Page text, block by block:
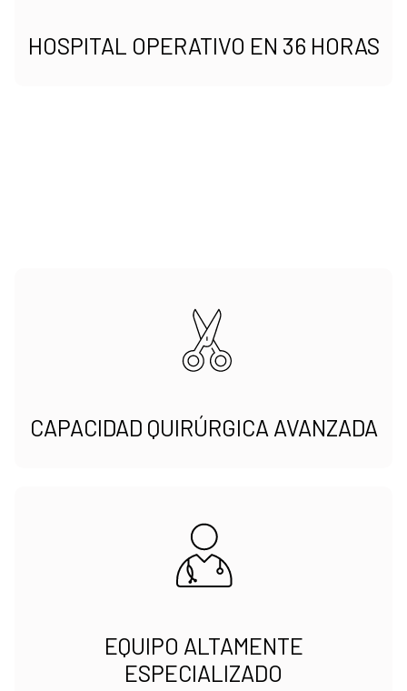
HOSPITAL OPERATIVO EN 36 HORAS
CAPACIDAD QUIRÚRGICA AVANZADA
EQUIPO ALTAMENTE
ESPECIALIZADO